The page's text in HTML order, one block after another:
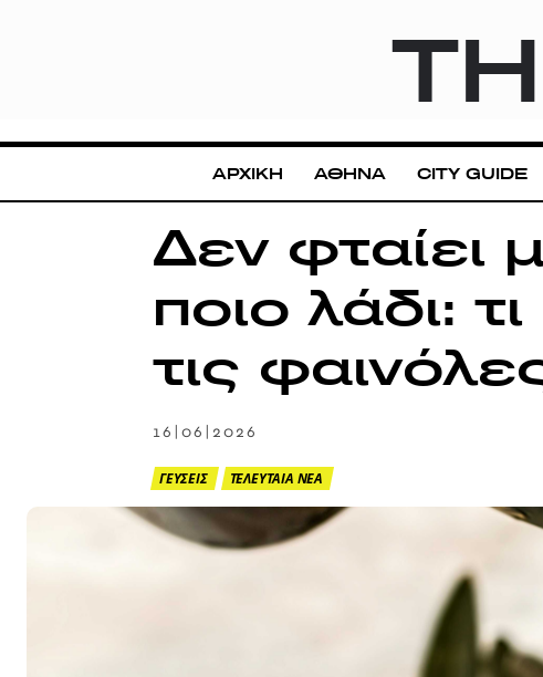
ΑΡΧΙΚΗ ΑΘΗΝΑ CITY GUIDE
Δεν φταίει
ποιο λάδι:
τις
16|06|2026
ΓΕΥΣΕΙΣ ΤΕΛΕΥΤΑΙΑ ΝΕΑ